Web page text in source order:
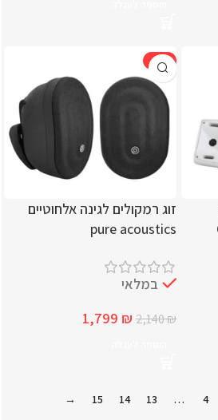
-16%
זוג רמקולים לגינה אלחוטיים
pure acoustics
במלאי
2,140₪
1,799 ₪
4
…
13
14
15
→